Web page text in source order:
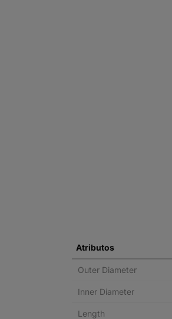
Atributos
Outer Diameter
Inner Diameter
Length